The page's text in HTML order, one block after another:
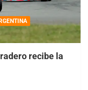
recibe la